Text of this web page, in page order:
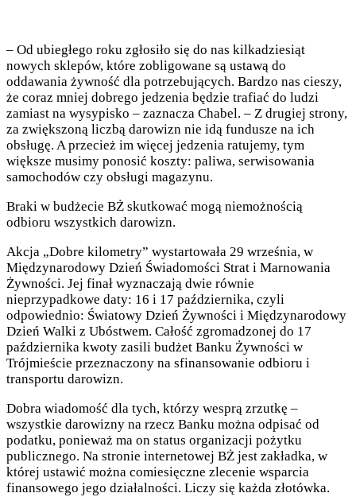
– Od ubiegłego roku zgłosiło się do nas kilkadziesiąt
nowych sklepów, które zobligowane są ustawą do
oddawania żywność dla potrzebujących. Bardzo nas cieszy,
że coraz mniej dobrego jedzenia będzie trafiać do ludzi
zamiast na wysypisko – zaznacza Chabel. – Z drugiej strony,
za zwiększoną liczbą darowizn nie idą fundusze na ich
obsługę. A przecież im więcej jedzenia ratujemy, tym
większe musimy ponosić koszty: paliwa, serwisowania
samochodów czy obsługi magazynu.
Braki w budżecie BŻ skutkować mogą niemożnością
odbioru wszystkich darowizn.
Akcja „Dobre kilometry” wystartowała 29 września, w
Międzynarodowy Dzień Świadomości Strat i Marnowania
Żywności. Jej finał wyznaczają dwie równie
nieprzypadkowe daty: 16 i 17 października, czyli
odpowiednio: Światowy Dzień Żywności i Międzynarodowy
Dzień Walki z Ubóstwem. Całość zgromadzonej do 17
października kwoty zasili budżet Banku Żywności w
Trójmieście przeznaczony na sfinansowanie odbioru i
transportu darowizn.
Dobra wiadomość dla tych, którzy wesprą zrzutkę –
wszystkie darowizny na rzecz Banku można odpisać od
podatku, ponieważ ma on status organizacji pożytku
publicznego. Na stronie internetowej BŻ jest zakładka, w
której ustawić można comiesięczne zlecenie wsparcia
finansowego jego działalności. Liczy się każda złotówka.